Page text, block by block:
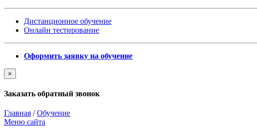
Дистанционное обучение
Онлайн тестирование
Оформить заявку на обучение
×
Заказать обратный звонок
Главная /Обучение
Меню сайта